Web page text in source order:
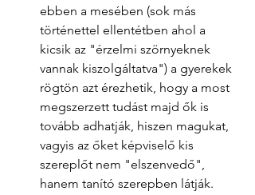
ebben a mesében (sok más
történettel ellentétben ahol a
kicsik az "érzelmi szörnyeknek
vannak kiszolgáltatva") a gyerekek
rögtön azt érezhetik, hogy a most
megszerzett tudást majd ők is
tovább adhatják, hiszen magukat,
vagyis az őket képviselő kis
szereplőt nem "elszenvedő",
hanem tanító szerepben látják.